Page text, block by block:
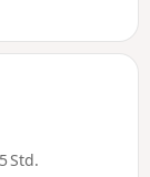
Std.